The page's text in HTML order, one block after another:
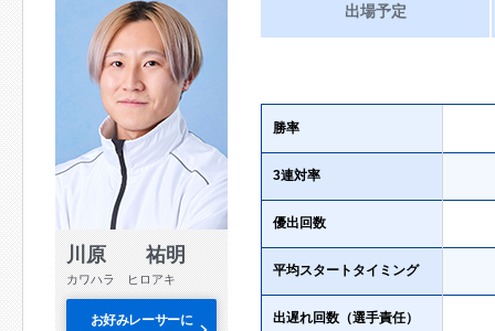
川原 祐明
カワハラ ヒロアキ
お好みレーサーに
出場予定
勝率
3連対率
優出回数
平均スタートタイミング
出遅れ回数（選手責任）